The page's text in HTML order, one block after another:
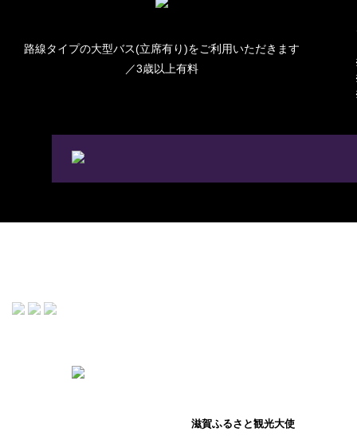
路線タイプの大型バス(立席有り)をご利用いただきます
／3歳以上有料
滋賀ふるさと観光大使